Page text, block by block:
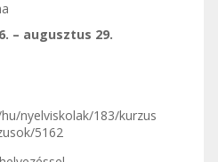
– augusztus 29.
nyelviskolak/183/kurzus
5162